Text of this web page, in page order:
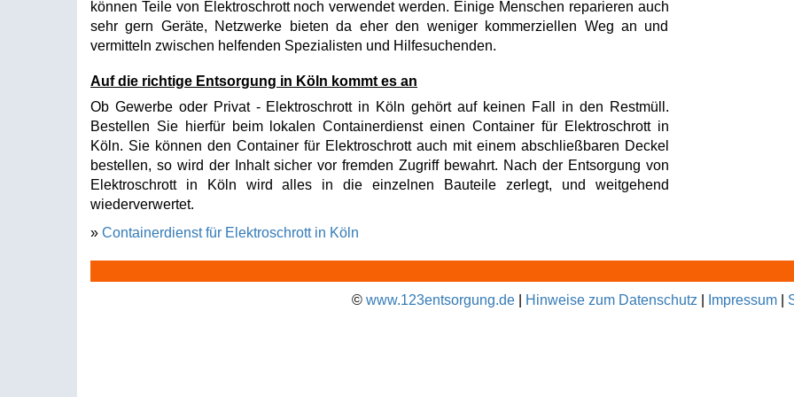
können Teile von Elektroschrott noch verwendet werden. Einige Menschen reparieren auch
sehr gern Geräte, Netzwerke bieten da eher den weniger kommerziellen Weg an und
vermitteln zwischen helfenden Spezialisten und Hilfesuchenden.
Auf die richtige Entsorgung in Köln kommt es an
Ob Gewerbe oder Privat - Elektroschrott in Köln gehört auf keinen Fall in den Restmüll.
Bestellen Sie hierfür beim lokalen Containerdienst einen Container für Elektroschrott in
Köln. Sie können den Container für Elektroschrott auch mit einem abschließbaren Deckel
bestellen, so wird der Inhalt sicher vor fremden Zugriff bewahrt. Nach der Entsorgung von
Elektroschrott in Köln wird alles in die einzelnen Bauteile zerlegt, und weitgehend
wiederverwertet.
» Containerdienst für Elektroschrott in Köln
© www.123entsorgung.de| Hinweise zum Datenschutz Impressum|